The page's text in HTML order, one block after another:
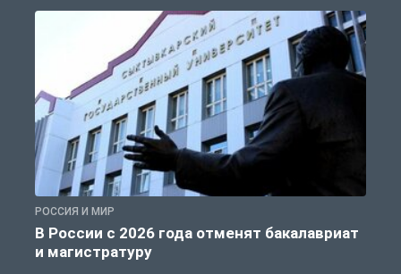
РОССИЯ И МИР
В России с 2026 года отменят бакалавриат
и магистратуру